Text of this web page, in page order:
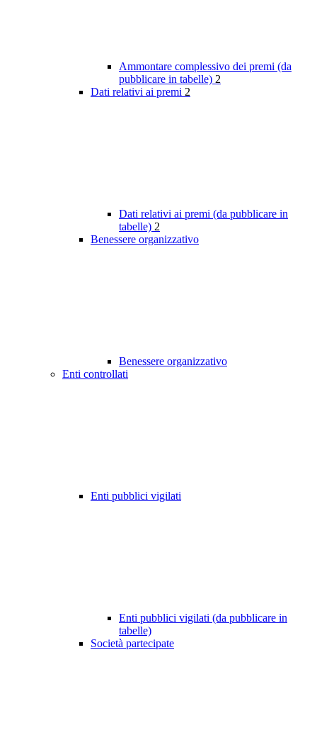
Ammontare complessivo dei premi (da
pubblicare in tabelle) 2
Dati relativi ai premi 2
Dati relativi ai premi (da pubblicare in
tabelle) 2
Benessere organizzativo
Benessere organizzativo
Enti controllati
Enti pubblici vigilati
Enti pubblici vigilati (da pubblicare in
tabelle)
Società partecipate